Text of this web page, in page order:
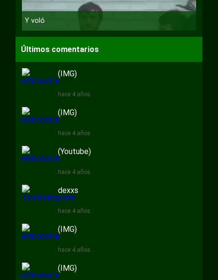
Y voló
Últimos comentarios
(IMG)
hace 4 años
(IMG)
hace 4 años
(Youtube)
hace 4 años
dexxs
hace 4 años
(IMG)
hace 4 años
(IMG)